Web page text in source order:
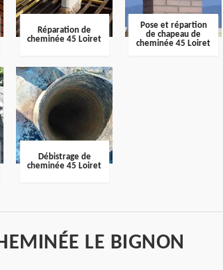
Réparation de
cheminée 45 Loiret
Pose et répartion
de chapeau de
cheminée 45 Loiret
Débistrage de
cheminée 45 Loiret
LE BIGNON